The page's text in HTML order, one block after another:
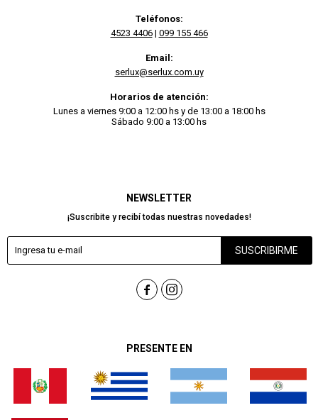
PRESENTE EN
NEWSLETTER
¡Suscribite y recibí todas nuestras novedades!
SUSCRIBIRME
 
Teléfonos:
4523 4406| 099 155 466
Email:
serlux@serlux.com.uy
Horarios de atención:
Lunes a viernes 9:00 a 12:00 hs y de 13:00 a 18:00 hs
Sábado 9:00 a 13:00 hs